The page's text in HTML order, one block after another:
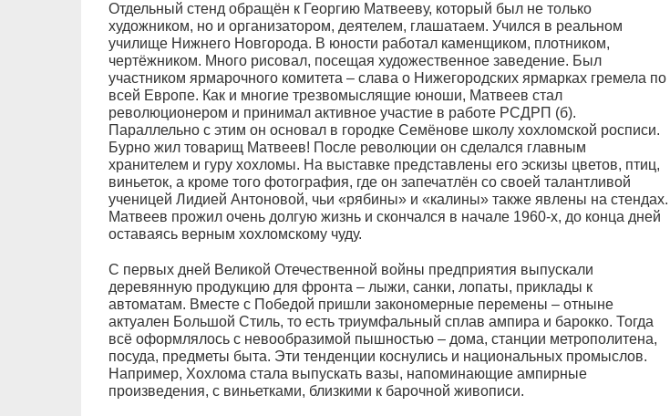
Отдельный стенд обращён к Георгию Матвееву, который был не только
художником, но и организатором, деятелем, глашатаем. Учился в реальном
училище Нижнего Новгорода. В юности работал каменщиком, плотником,
чертёжником. Много рисовал, посещая художественное заведение. Был
участником ярмарочного комитета – слава о Нижегородских ярмарках гремела по
всей Европе. Как и многие трезвомыслящие юноши, Матвеев стал
революционером и принимал активное участие в работе РСДРП (б).
Параллельно с этим он основал в городке Семёнове школу хохломской росписи.
Бурно жил товарищ Матвеев! После революции он сделался главным
хранителем и гуру хохломы. На выставке представлены его эскизы цветов, птиц,
виньеток, а кроме того фотография, где он запечатлён со своей талантливой
ученицей Лидией Антоновой, чьи «рябины» и «калины» также явлены на стендах.
Матвеев прожил очень долгую жизнь и скончался в начале 1960-х, до конца дней
оставаясь верным хохломскому чуду.
С первых дней Великой Отечественной войны предприятия выпускали
деревянную продукцию для фронта – лыжи, санки, лопаты, приклады к
автоматам. Вместе с Победой пришли закономерные перемены – отныне
актуален Большой Стиль, то есть триумфальный сплав ампира и барокко. Тогда
всё оформлялось с невообразимой пышностью – дома, станции метрополитена,
посуда, предметы быта. Эти тенденции коснулись и национальных промыслов.
Например, Хохлома стала выпускать вазы, напоминающие ампирные
произведения, с виньетками, близкими к барочной живописи.